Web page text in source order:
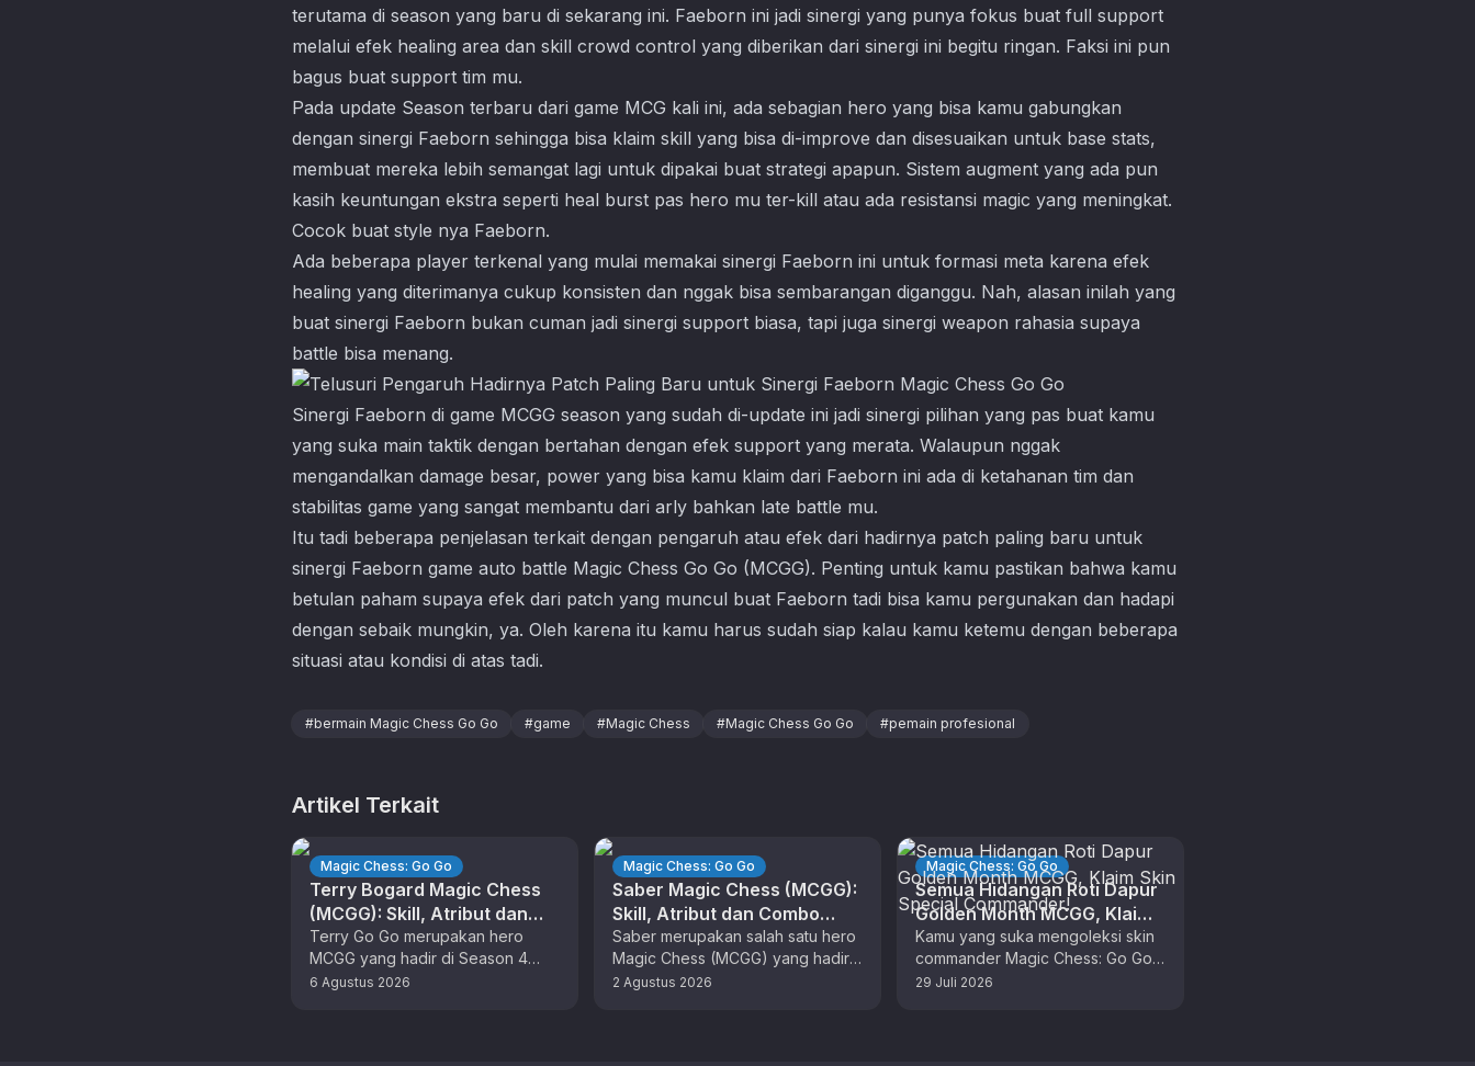
terutama di season yang baru di sekarang ini. Faeborn ini jadi sinergi yang punya fokus buat full support
melalui efek healing area dan skill crowd control yang diberikan dari sinergi ini begitu ringan. Faksi ini pun
bagus buat support tim mu.
Pada update Season terbaru dari game MCG kali ini, ada sebagian hero yang bisa kamu gabungkan
dengan sinergi Faeborn sehingga bisa klaim skill yang bisa di-improve dan disesuaikan untuk base stats,
membuat mereka lebih semangat lagi untuk dipakai buat strategi apapun. Sistem augment yang ada pun
kasih keuntungan ekstra seperti heal burst pas hero mu ter-kill atau ada resistansi magic yang meningkat.
Cocok buat style nya Faeborn.
Ada beberapa player terkenal yang mulai memakai sinergi Faeborn ini untuk formasi meta karena efek
healing yang diterimanya cukup konsisten dan nggak bisa sembarangan diganggu. Nah, alasan inilah yang
buat sinergi Faeborn bukan cuman jadi sinergi support biasa, tapi juga sinergi weapon rahasia supaya
battle bisa menang.
Sinergi Faeborn di game MCGG season yang sudah di-update ini jadi sinergi pilihan yang pas buat kamu
yang suka main taktik dengan bertahan dengan efek support yang merata. Walaupun nggak
mengandalkan damage besar, power yang bisa kamu klaim dari Faeborn ini ada di ketahanan tim dan
stabilitas game yang sangat membantu dari arly bahkan late battle mu.
Itu tadi beberapa penjelasan terkait dengan pengaruh atau efek dari hadirnya patch paling baru untuk
sinergi Faeborn game auto battle Magic Chess Go Go (MCGG). Penting untuk kamu pastikan bahwa kamu
betulan paham supaya efek dari patch yang muncul buat Faeborn tadi bisa kamu pergunakan dan hadapi
dengan sebaik mungkin, ya. Oleh karena itu kamu harus sudah siap kalau kamu ketemu dengan beberapa
situasi atau kondisi di atas tadi.
#bermain Magic Chess Go Go #game #Magic Chess #Magic Chess Go Go #pemain profesional
Artikel Terkait
Magic Chess: Go Go
Terry Bogard Magic Chess
(MCGG): Skill, Atribut dan
Combo Terkuat
Terry Go Go merupakan hero
MCGG yang hadir di Season 4
sebagai hasil kolaborasi dengan
6 Agustus 2026
Magic Chess: Go Go
Saber Magic Chess (MCGG):
Skill, Atribut dan Combo
Terkuat
Saber merupakan salah satu hero
Magic Chess (MCGG) yang hadir
dengan aneka skill unik. Bagi
2 Agustus 2026
Magic Chess: Go Go
Semua Hidangan Roti Dapur
Golden Month MCGG, Klaim
Skin Special Commander!
Kamu yang suka mengoleksi skin
commander Magic Chess: Go Go,
musim kelima kali ini adalah waktu
29 Juli 2026